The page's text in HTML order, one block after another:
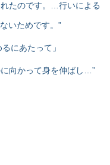
たのです。…行いによる
いためです。”
にあたって」
向かって身を伸ばし…”